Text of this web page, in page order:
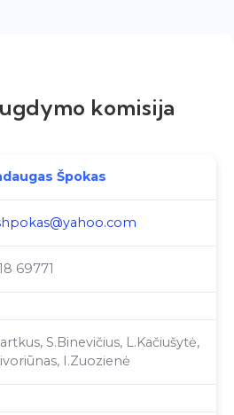
komisija
Špokas
69771
S.Binevičius, L.Kačiušytė,
I.Zuozienė